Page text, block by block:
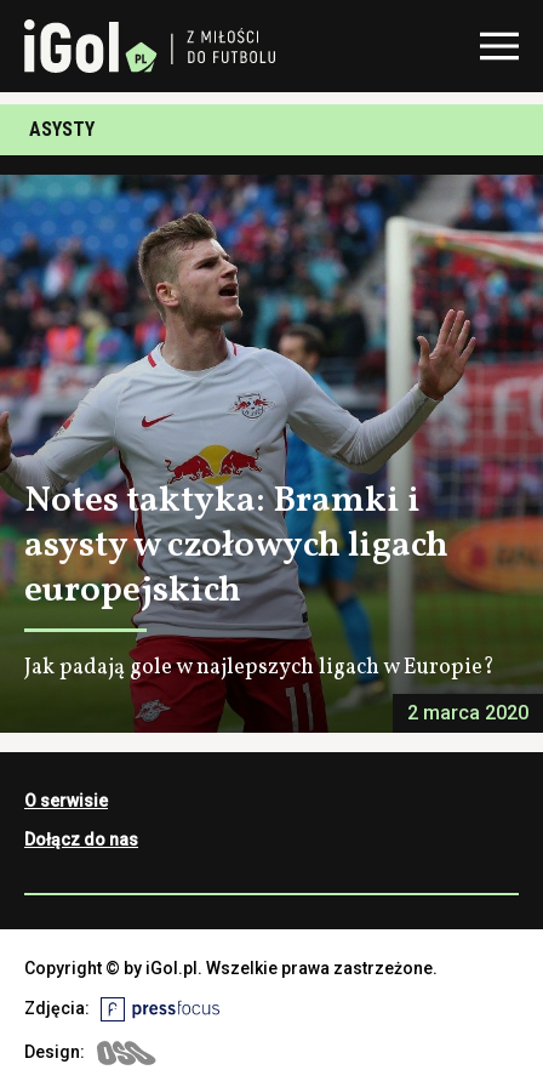
ASYSTY
2 marca 2020
Notes taktyka: Bramki i
asysty w czołowych ligach
europejskich
Jak padają gole w najlepszych ligach w Europie?
O serwisie
Dołącz do nas
Copyright © by iGol.pl. Wszelkie prawa zastrzeżone.
Zdjęcia:
Design: